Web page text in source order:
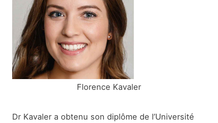
:
Florence Kavaler
Dr Kavaler a obtenu son diplôme de l’Université